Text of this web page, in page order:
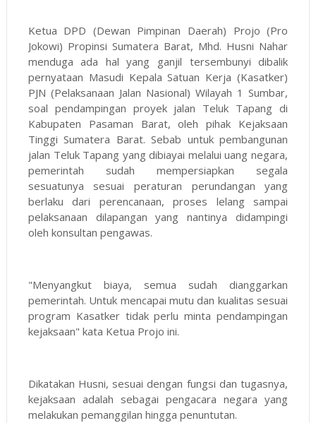
Ketua DPD (Dewan Pimpinan Daerah) Projo (Pro
Jokowi) Propinsi Sumatera Barat, Mhd. Husni Nahar
menduga ada hal yang ganjil tersembunyi dibalik
pernyataan Masudi Kepala Satuan Kerja (Kasatker)
PJN (Pelaksanaan Jalan Nasional) Wilayah 1 Sumbar,
soal pendampingan proyek jalan Teluk Tapang di
Kabupaten Pasaman Barat, oleh pihak Kejaksaan
Tinggi Sumatera Barat. Sebab untuk pembangunan
jalan Teluk Tapang yang dibiayai melalui uang negara,
pemerintah sudah mempersiapkan segala
sesuatunya sesuai peraturan perundangan yang
berlaku dari perencanaan, proses lelang sampai
pelaksanaan dilapangan yang nantinya didampingi
oleh konsultan pengawas.
"Menyangkut biaya, semua sudah dianggarkan
pemerintah. Untuk mencapai mutu dan kualitas sesuai
program Kasatker tidak perlu minta pendampingan
kejaksaan" kata Ketua Projo ini.
Dikatakan Husni, sesuai dengan fungsi dan tugasnya,
kejaksaan adalah sebagai pengacara negara yang
melakukan pemanggilan hingga penuntutan.